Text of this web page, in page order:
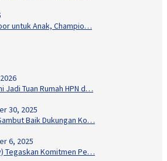
untuk Anak, Champio…
Jadi Tuan Rumah HPN d…
30, 2025
Baik Dukungan Ko…
6, 2025
Tegaskan Komitmen Pe…